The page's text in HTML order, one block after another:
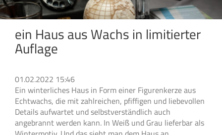
ein Haus aus Wachs in limitierter
Auflage
01.02.2022 15:46
Ein winterliches Haus in Form einer Figurenkerze aus
Echtwachs, die mit zahlreichen, pfiffigen und liebevollen
Details aufwartet und selbstverständlich auch
angebrannt werden kann. In Weiß und Grau lieferbar als